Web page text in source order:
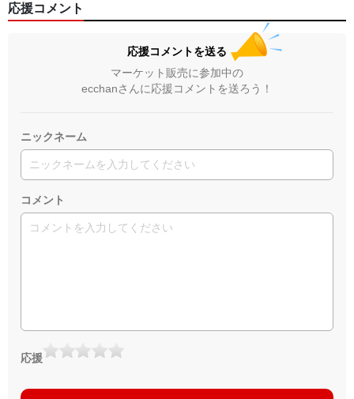
応援コメント
応援コメントを送る
マーケット販売に参加中の
ecchanさんに応援コメントを送ろう！
ニックネーム
コメント
応援